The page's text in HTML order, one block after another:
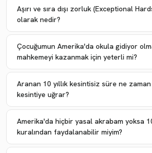
Aşırı ve sıra dışı zorluk (Exceptional
olarak nedir?
Çocuğumun Amerika'da okula gidiyor
mahkemeyi kazanmak için yeterli mi?
Aranan 10 yıllık kesintisiz süre ne
kesintiye uğrar?
Amerika'da hiçbir yasal akrabam yoksa
kuralından faydalanabilir miyim?